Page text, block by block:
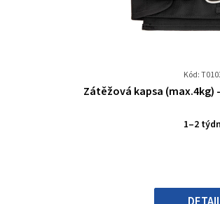
Kód:
Zátěžová kapsa (max.4kg)
1–2